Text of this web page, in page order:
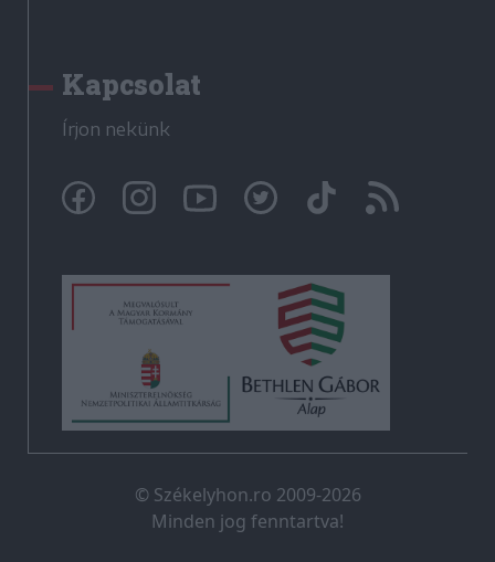
Kapcsolat
Írjon nekünk
© Székelyhon.ro 2009-2026
Minden jog fenntartva!